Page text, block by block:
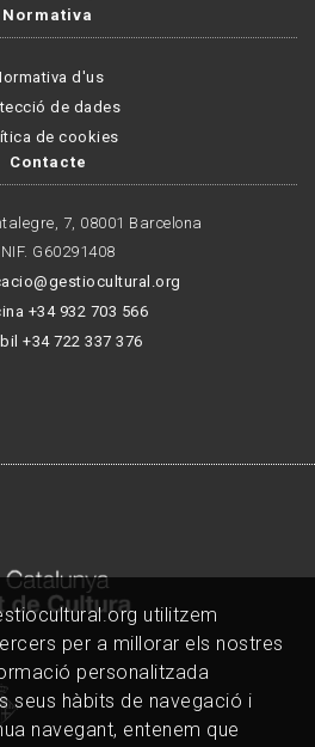
Normativa
d'us
de dades
de cookies
Contacte
7, 08001 Barcelona
NIF. G60291408
+34 932 703 566
+34 722 337 376
utilitzem
per a millorar els nostres
personalitzada
seus hàbits de navegació i
navegant, entenem que